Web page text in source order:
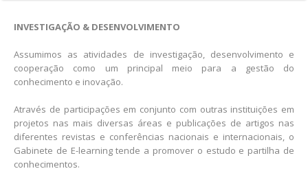
INVESTIGAÇÃO & DESENVOLVIMENTO
Assumimos as atividades de investigação, desenvolvimento e
cooperação como um principal meio para a gestão do
conhecimento e inovação.
Através de participações em conjunto com outras instituições em
projetos nas mais diversas áreas e publicações de artigos nas
diferentes revistas e conferências nacionais e internacionais, o
Gabinete de E-learning tende a promover o estudo e partilha de
conhecimentos.